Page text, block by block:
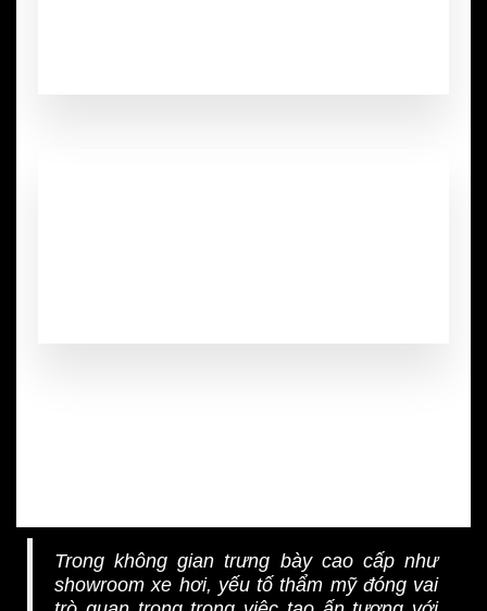
Trong không gian trưng bày cao cấp như
showroom xe hơi, yếu tố thẩm mỹ đóng vai